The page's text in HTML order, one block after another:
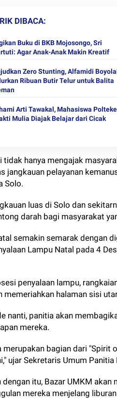
DIBACA
Buku di BKB Mojosongo, Sri
Agar Anak-Anak Makin Kreatif
Zero Stunting, Alfamidi
Ribuan Butir Telur untuk Balita
Arti Tawakal, Mahasiswa
Mulia Diajak Belajar dari Cicak
tidak hanya mengajak
jangkauan pelayanan
Solo.
luas di Solo dan
darah bagi masyarakat
semakin semarak dengan
Lampu Natal pada 4
penyalaan lampu,
memeriahkan halaman sisi
nanti, panitia akan
mereka.
merupakan bagian dari
ujarSekretaris Umum
dengan itu, Bazar UMKM
mereka menjelang